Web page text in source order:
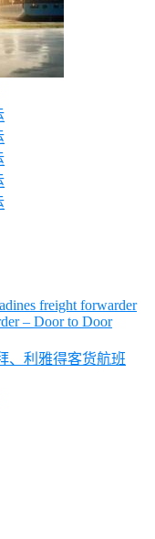
freight forwarder
– Door to Door
、利雅得客货航班